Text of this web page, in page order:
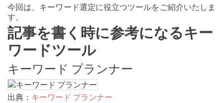
今回は、キーワード選定に役立つツールをご紹介いたしま
す。
記事を書く時に参考になるキー
ワードツール
キーワード プランナー
出典： キーワード プランナー